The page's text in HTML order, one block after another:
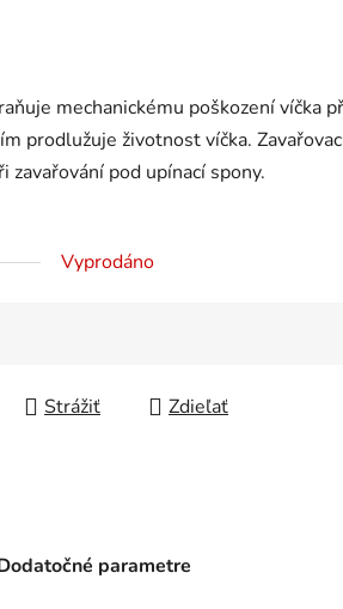
mechanickému poškození víčka
prodlužuje životnost víčka.
zavařování pod upínací spony.
Vyprodáno
Strážiť Zdieľať
parametre